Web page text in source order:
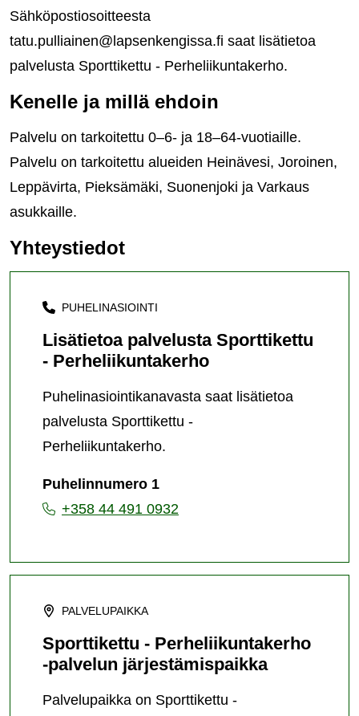
Sähköpostiosoitteesta
tatu.pulliainen@lapsenkengissa.fi saat lisätietoa
palvelusta Sporttikettu - Perheliikuntakerho.
Kenelle ja millä ehdoin
Palvelu on tarkoitettu 0–6- ja 18–64-vuotiaille.
Palvelu on tarkoitettu alueiden Heinävesi, Joroinen,
Leppävirta, Pieksämäki, Suonenjoki ja Varkaus
asukkaille.
Yhteystiedot
PUHELINASIOINTI
Lisätietoa palvelusta Sporttikettu
- Perheliikuntakerho
Puhelinasiointikanavasta saat lisätietoa
palvelusta Sporttikettu -
Perheliikuntakerho.
Puhelinnumero 1
+358 44 491 0932
PALVELUPAIKKA
Sporttikettu - Perheliikuntakerho
-palvelun järjestämispaikka
Palvelupaikka on Sporttikettu -